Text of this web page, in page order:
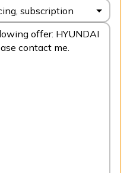
subscription